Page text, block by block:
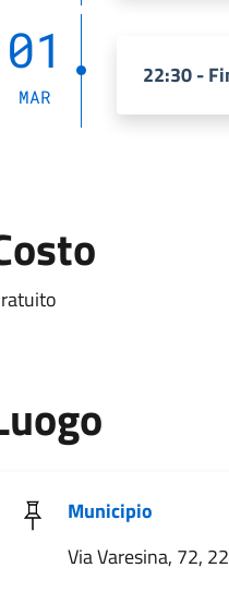
01
MAR
22:30 -
Municipio
Via Varesina, 72,